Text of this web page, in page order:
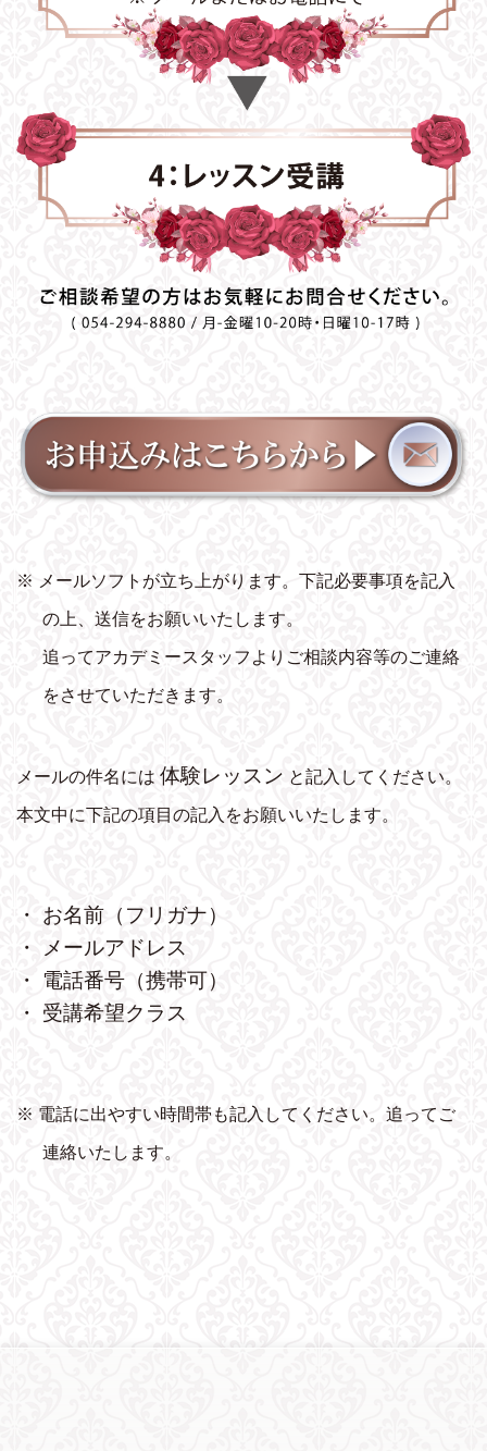
※ メールソフトが立ち上がります。下記必要事項を記入
の上、送信をお願いいたします。
追ってアカデミースタッフよりご相談内容等のご連絡
をさせていただきます。
メールの件名には 体験レッスン と記入してください。
本文中に下記の項目の記入をお願いいたします。
・ お名前（フリガナ）
・ メールアドレス
・ 電話番号（携帯可）
・ 受講希望クラス
※ 電話に出やすい時間帯も記入してください。追ってご
連絡いたします。